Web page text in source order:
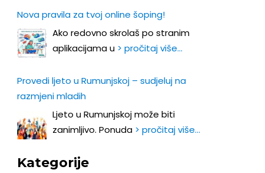
Nova pravila za tvoj online šoping!
Ako redovno skrolaš po stranim
aplikacijama u > pročitaj više…
Provedi ljeto u Rumunjskoj – sudjeluj na
razmjeni mladih
Ljeto u Rumunjskoj može biti
zanimljivo. Ponuda > pročitaj više…
Kategorije